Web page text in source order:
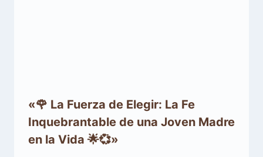
«🌹 La Fuerza de Elegir: La Fe
Inquebrantable de una Joven Madre
en la Vida 🌟💞»